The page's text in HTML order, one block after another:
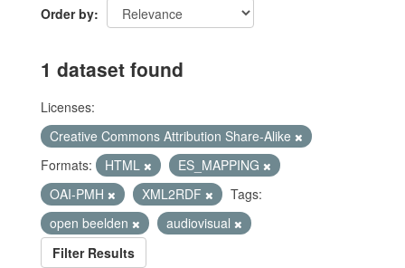
Order by
1 dataset found
Licenses:
Creative Commons Attribution Share-Alike
Formats:
HTML
ES_MAPPING
OAI-PMH
XML2RDF
Tags:
open beelden
audiovisual
Filter Results